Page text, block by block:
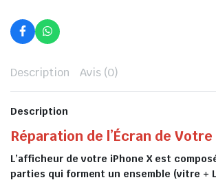
Description Avis (0)
Description
Réparation de l’Écran de
L’afficheur de votre iPhone X est
parties qui forment un ensemble (vitre +